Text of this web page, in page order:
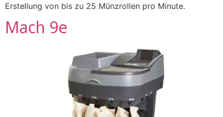
Erstellung von bis zu 25 Münzrollen pro Minute.
Mach 9e